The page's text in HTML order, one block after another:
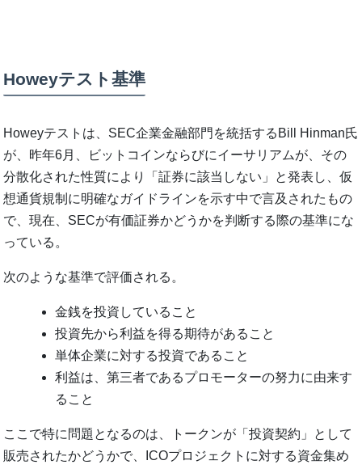
Howeyテスト基準
Howeyテストは、SEC企業金融部門を統括するBill Hinman氏
が、昨年6月、ビットコインならびにイーサリアムが、その
分散化された性質により「証券に該当しない」と発表し、仮
想通貨規制に明確なガイドラインを示す中で言及されたもの
で、現在、SECが有価証券かどうかを判断する際の基準にな
っている。
次のような基準で評価される。
金銭を投資していること
投資先から利益を得る期待があること
単体企業に対する投資であること
利益は、第三者であるプロモーターの努力に由来す
ること
ここで特に問題となるのは、トークンが「投資契約」として
販売されたかどうかで、ICOプロジェクトに対する資金集め